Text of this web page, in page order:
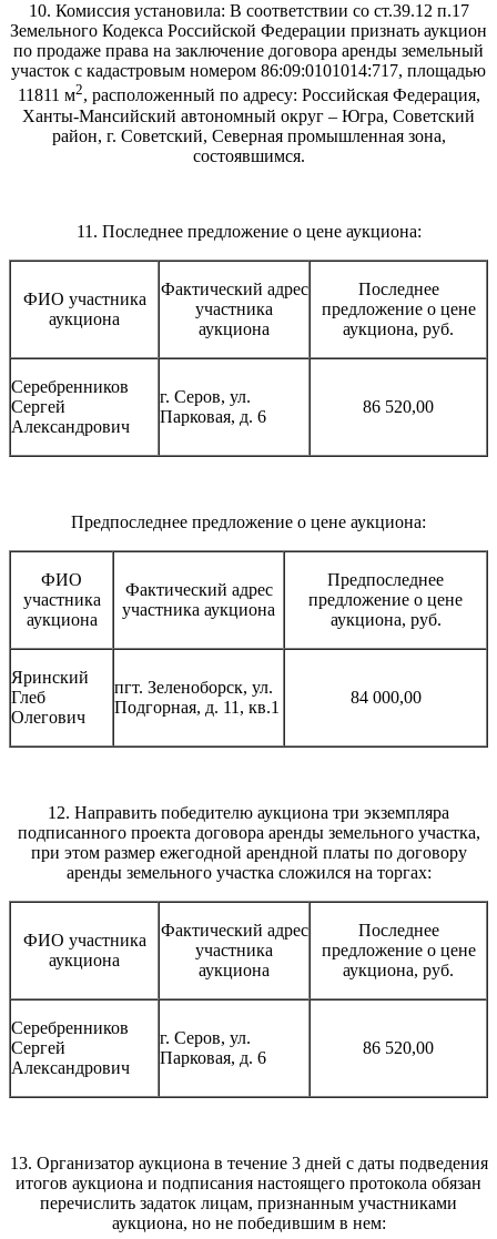
10. Комиссия установила: В соответствии со ст.39.12 п.17
Земельного Кодекса Российской Федерации признать аукцион
по продаже права на заключение договора аренды земельный
участок с кадастровым номером 86:09:0101014:717, площадью
11811 м2, расположенный по адресу: Российская Федерация,
Ханты-Мансийский автономный округ – Югра, Советский
район, г. Советский, Северная промышленная зона,
состоявшимся.
11. Последнее предложение о цене аукциона:
ФИО участника
аукциона
Фактический адрес
участника
аукциона
Последнее
предложение о цене
аукциона, руб.
Серебренников
Сергей
Александрович
г. Серов, ул.
Парковая, д. 6
86 520,00
Предпоследнее предложение о цене аукциона:
ФИО
участника
аукциона
Фактический адрес
участника аукциона
Предпоследнее
предложение о цене
аукциона, руб.
Яринский
Глеб
Олегович
пгт. Зеленоборск, ул.
Подгорная, д. 11, кв.1
84 000,00
12. Направить победителю аукциона три экземпляра
подписанного проекта договора аренды земельного участка,
при этом размер ежегодной арендной платы по договору
аренды земельного участка сложился на торгах:
ФИО участника
аукциона
Фактический адрес
участника
аукциона
Последнее
предложение о цене
аукциона, руб.
Серебренников
Сергей
Александрович
г. Серов, ул.
Парковая, д. 6
86 520,00
13. Организатор аукциона в течение 3 дней с даты подведения
итогов аукциона и подписания настоящего протокола обязан
перечислить задаток лицам, признанным участниками
аукциона, но не победившим в нем: